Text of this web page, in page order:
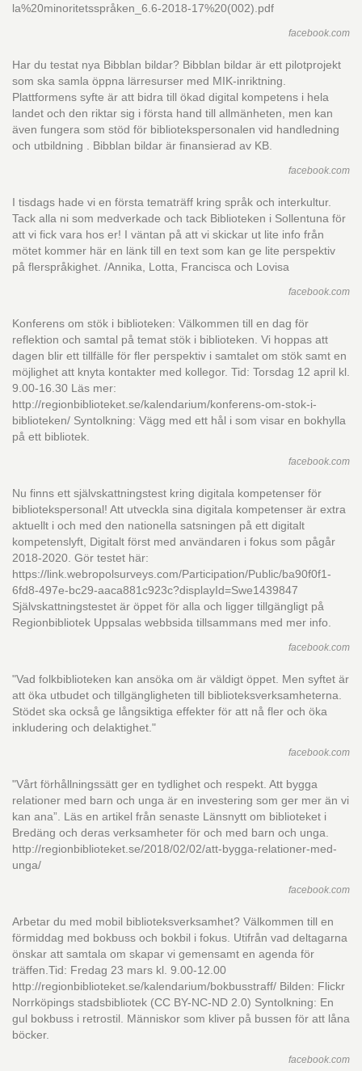
la%20minoritetsspråken_6.6-2018-17%20(002).pdf
facebook.com
Har du testat nya Bibblan bildar? Bibblan bildar är ett pilotprojekt
som ska samla öppna lärresurser med MIK-inriktning.
Plattformens syfte är att bidra till ökad digital kompetens i hela
landet och den riktar sig i första hand till allmänheten, men kan
även fungera som stöd för bibliotekspersonalen vid handledning
och utbildning . Bibblan bildar är finansierad av KB.
facebook.com
I tisdags hade vi en första tematräff kring språk och interkultur.
Tack alla ni som medverkade och tack Biblioteken i Sollentuna för
att vi fick vara hos er! I väntan på att vi skickar ut lite info från
mötet kommer här en länk till en text som kan ge lite perspektiv
på flerspråkighet. /Annika, Lotta, Francisca och Lovisa
facebook.com
Konferens om stök i biblioteken: Välkommen till en dag för
reflektion och samtal på temat stök i biblioteken. Vi hoppas att
dagen blir ett tillfälle för fler perspektiv i samtalet om stök samt en
möjlighet att knyta kontakter med kollegor. Tid: Torsdag 12 april kl.
9.00-16.30 Läs mer:
http://regionbiblioteket.se/kalendarium/konferens-om-stok-i-
biblioteken/ Syntolkning: Vägg med ett hål i som visar en bokhylla
på ett bibliotek.
facebook.com
Nu finns ett självskattningstest kring digitala kompetenser för
bibliotekspersonal! Att utveckla sina digitala kompetenser är extra
aktuellt i och med den nationella satsningen på ett digitalt
kompetenslyft, Digitalt först med användaren i fokus som pågår
2018-2020. Gör testet här:
https://link.webropolsurveys.com/Participation/Public/ba90f0f1-
6fd8-497e-bc29-aaca881c923c?displayId=Swe1439847
Självskattningstestet är öppet för alla och ligger tillgängligt på
Regionbibliotek Uppsalas webbsida tillsammans med mer info.
facebook.com
"Vad folkbiblioteken kan ansöka om är väldigt öppet. Men syftet är
att öka utbudet och tillgängligheten till biblioteksverksamheterna.
Stödet ska också ge långsiktiga effekter för att nå fler och öka
inkludering och delaktighet."
facebook.com
"Vårt förhållningssätt ger en tydlighet och respekt. Att bygga
relationer med barn och unga är en investering som ger mer än vi
kan ana”. Läs en artikel från senaste Länsnytt om biblioteket i
Bredäng och deras verksamheter för och med barn och unga.
http://regionbiblioteket.se/2018/02/02/att-bygga-relationer-med-
unga/
facebook.com
Arbetar du med mobil biblioteksverksamhet? Välkommen till en
förmiddag med bokbuss och bokbil i fokus. Utifrån vad deltagarna
önskar att samtala om skapar vi gemensamt en agenda för
träffen.Tid: Fredag 23 mars kl. 9.00-12.00
http://regionbiblioteket.se/kalendarium/bokbusstraff/ Bilden: Flickr
Norrköpings stadsbibliotek (CC BY-NC-ND 2.0) Syntolkning: En
gul bokbuss i retrostil. Människor som kliver på bussen för att låna
böcker.
facebook.com